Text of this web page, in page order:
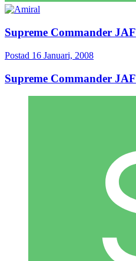
Supreme Commander JAF
Postad 16 Januari, 2008
Supreme Commander JAF